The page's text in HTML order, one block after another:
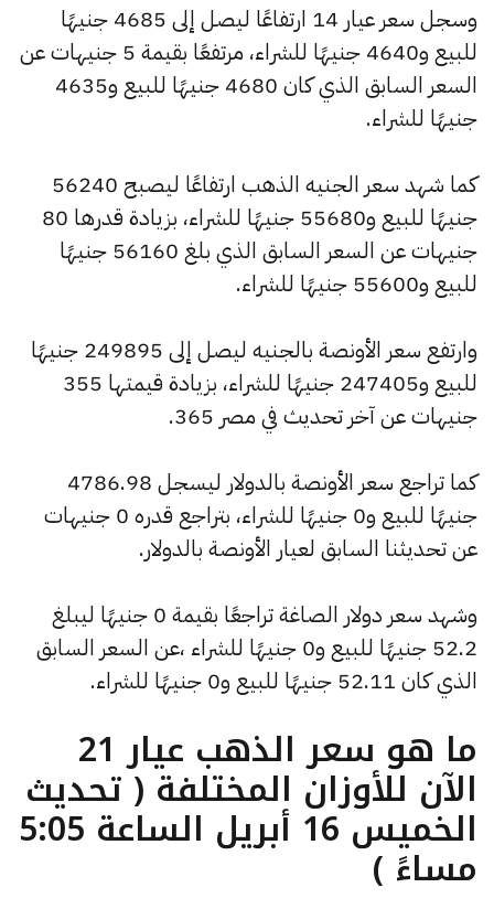
وسجل سعر عيار 14 ارتفاعًا ليصل إلى 4685 جنيهًا
للبيع و4640 جنيهًا للشراء، مرتفعًا بقيمة 5 جنيهات عن
السعر السابق الذي كان 4680 جنيهًا للبيع و4635
جنيهًا للشراء.
كما شهد سعر الجنيه الذهب ارتفاعًا ليصبح 56240
جنيهًا للبيع و55680 جنيهًا للشراء، بزيادة قدرها 80
جنيهات عن السعر السابق الذي بلغ 56160 جنيهًا
للبيع و55600 جنيهًا للشراء.
وارتفع سعر الأونصة بالجنيه ليصل إلى 249895 جنيهًا
للبيع و247405 جنيهًا للشراء، بزيادة قيمتها 355
جنيهات عن آخر تحديث في مصر 365.
كما تراجع سعر الأونصة بالدولار ليسجل 4786.98
جنيهًا للبيع و0 جنيهًا للشراء، بتراجع قدره 0 جنيهات
عن تحديثنا السابق لعيار الأونصة بالدولار.
وشهد سعر دولار الصاغة تراجعًا بقيمة 0 جنيهًا ليبلغ
52.2 جنيهًا للبيع و0 جنيهًا للشراء ،عن السعر السابق
الذي كان 52.11 جنيهًا للبيع و0 جنيهًا للشراء.
ما هو سعر الذهب عيار 21
الآن للأوزان المختلفة ( تحديث
الخميس 16 أبريل الساعة 5:05
مساءً )